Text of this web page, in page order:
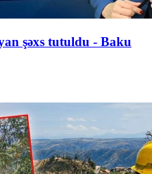
şəxs tutuldu - Baku